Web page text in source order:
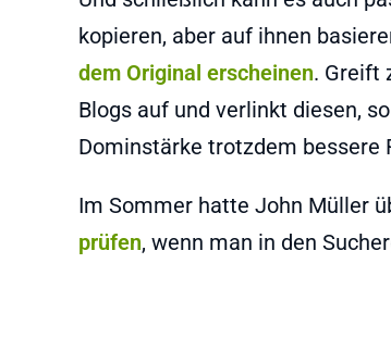
kopieren, aber auf ihnen
dem Original erscheinen. Greift
Blogs auf und verlinkt diesen,
Dominstärke trotzdem bessere
Im Sommer hatte John Müller
prüfen, wenn man in den